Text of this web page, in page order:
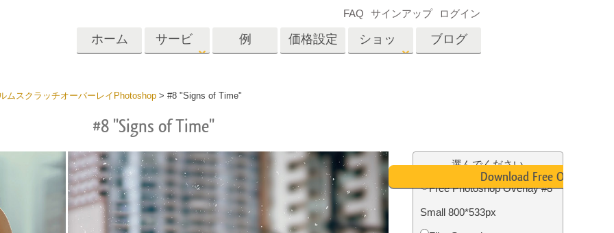
ホーム サービ 例 価格設定 ショッ
コレクショ
Photoshop
Photoshopアクション
Photoshopオーバーレイ
Photoshopテクスチャ
Psアクションコレクシ
ョン全体
Psはコレクション全体
プレート
バレンタインデーカ
ード
結婚式招待状
子供の誕生日の招待
ビデオオーバーレイ
ブログ
FAQ サインアップ ログイン
ムスクラッチオーバーレイPhotoshop> #8 "Signs of Time"
#8 "Signs of Time"
選んでください
Free Photoshop Overlay #8
Small 800*533px
Download Free Overlay